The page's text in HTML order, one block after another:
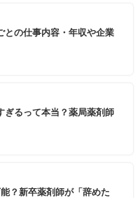
との仕事内容・年収や企業
ぎるって本当？薬局薬剤師
？新卒薬剤師が「辞めた